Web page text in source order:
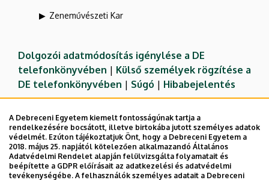
Zeneművészeti Kar
Dolgozói adatmódosítás igénylése a DE
telefonkönyvében | Külső személyek rögzítése a
DE telefonkönyvében | Súgó | Hibabejelentés
A Debreceni Egyetem kiemelt fontosságúnak tartja a
rendelkezésére bocsátott, illetve birtokába jutott személyes adatok
védelmét. Ezúton tájékoztatjuk Önt, hogy a Debreceni Egyetem a
2018. május 25. napjától kötelezően alkalmazandó Általános
Adatvédelmi Rendelet alapján felülvizsgálta folyamatait és
beépítette a GDPR előírásait az adatkezelési és adatvédelmi
tevékenységébe. A felhasználók személyes adatait a Debreceni